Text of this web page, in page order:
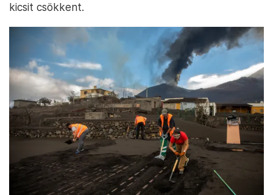
kicsit csökkent.